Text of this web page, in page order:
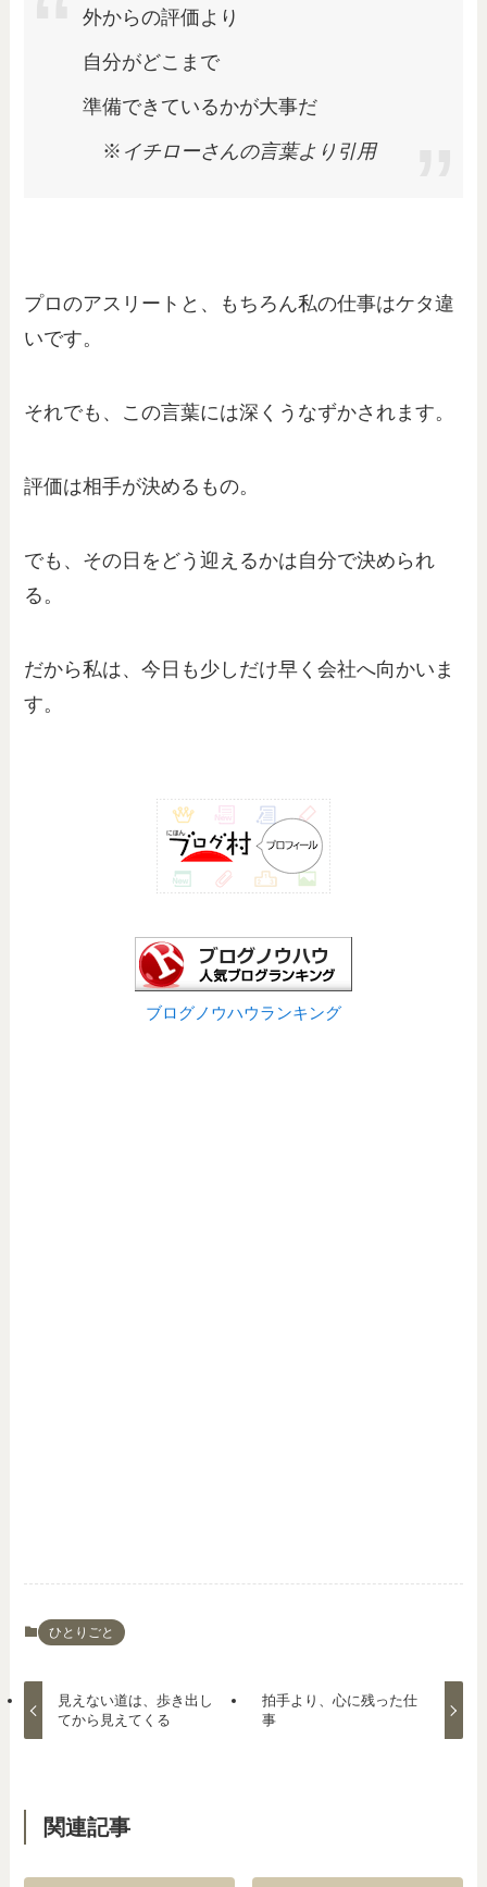
外からの評価より
自分がどこまで
準備できているかが大事だ
※ イチローさんの言葉より引用
プロのアスリートと、もちろん私の仕事はケタ違
いです。
それでも、この言葉には深くうなずかされます。
評価は相手が決めるもの。
でも、その日をどう迎えるかは自分で決められ
る。
だから私は、今日も少しだけ早く会社へ向かいま
す。
ブログノウハウランキング
ひとりごと
見えない道は、歩き出し
てから見えてくる
拍手より、心に残った仕
事
関連記事